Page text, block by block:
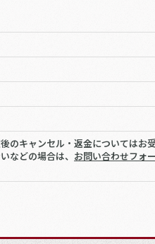
のキャンセル・返金についてはお受
などの場合は、 お問い合わせフォ